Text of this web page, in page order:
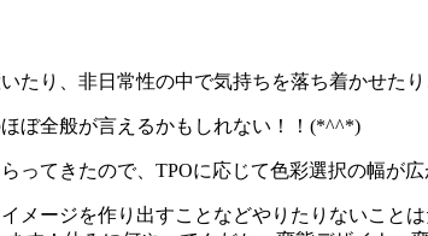
たり、非日常性の中で気持ちを落ち着かせた
ぼ全般が言えるかもしれない！！(*^^*)
ってきたので、TPOに応じて色彩選択の幅が
メージを作り出すことなどやりたりないこと